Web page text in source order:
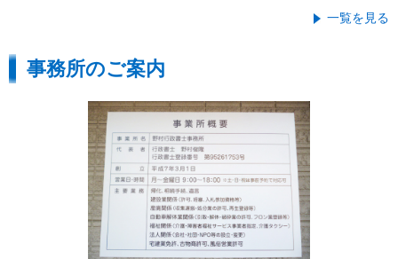
一覧を見る
事務所のご案内